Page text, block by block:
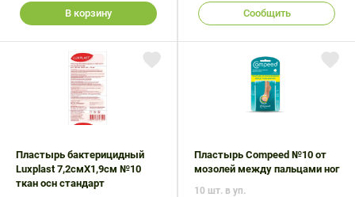
В корзину Сообщить
Пластырь бактерицидный
Luxplast 7,2смX1,9см №10
ткан осн стандарт
Пластырь Compeed №10 от
мозолей между пальцами ног
10 шт. в уп.